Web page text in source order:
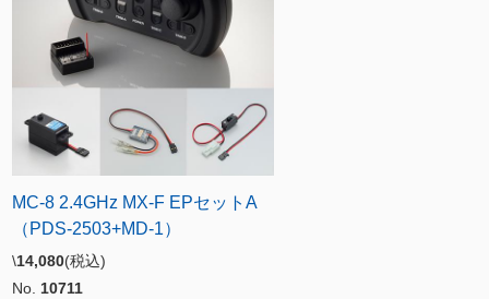
MC-8 2.4GHz MX-F EPセットA
（PDS-2503+MD-1）
\14,080(税込)
No. 10711